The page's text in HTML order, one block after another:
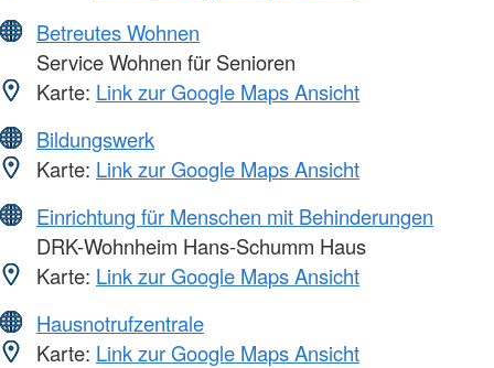
Betreutes Wohnen
Service Wohnen für Senioren
Karte: Link zur Google Maps Ansicht
Bildungswerk
Karte: Link zur Google Maps Ansicht
Einrichtung für Menschen mit Behinderungen
DRK-Wohnheim Hans-Schumm Haus
Karte: Link zur Google Maps Ansicht
Hausnotrufzentrale
Karte: Link zur Google Maps Ansicht